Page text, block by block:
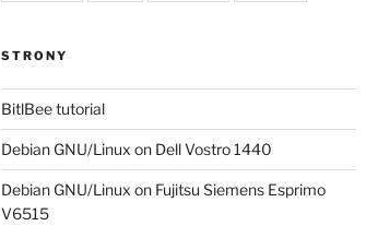
STRONY
BitlBee tutorial
Debian GNU/Linux on Dell Vostro 1440
Debian GNU/Linux on Fujitsu Siemens Esprimo
V6515